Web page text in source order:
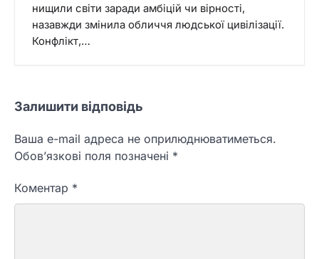
нищили світи заради амбіцій чи вірності,
назавжди змінила обличчя людської цивілізації.
Конфлікт,…
Залишити відповідь
Ваша e-mail адреса не оприлюднюватиметься.
Обов’язкові поля позначені *
Коментар *